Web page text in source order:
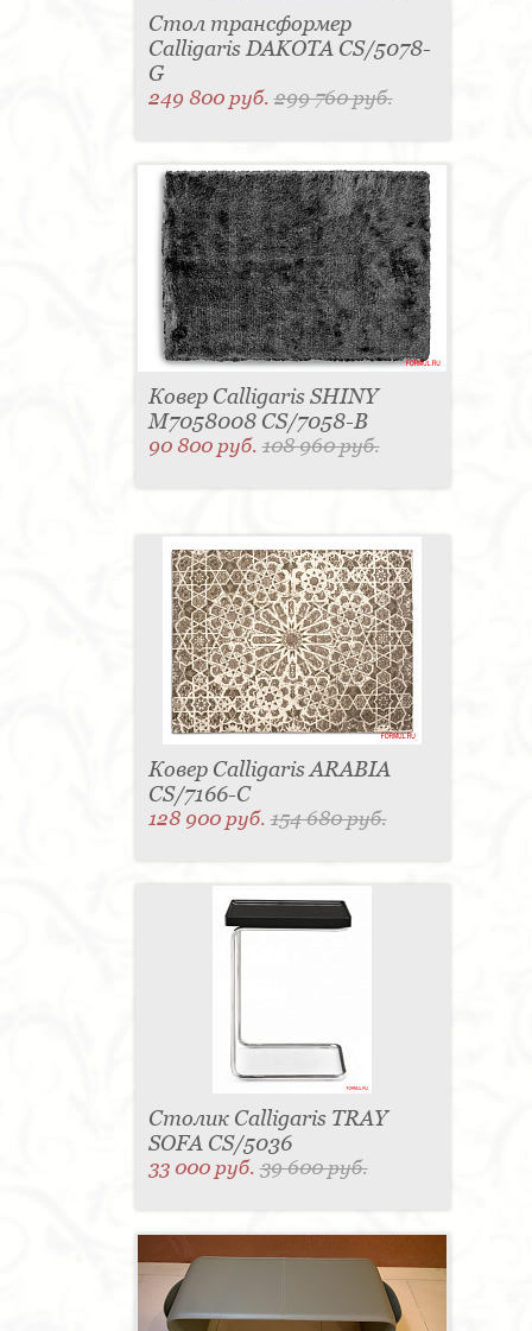
Стол трансформер
Calligaris DAKOTA CS/5078-
G
249 800 руб.299 760 руб.
Ковер Calligaris SHINY
M7058008 CS/7058-B
90 800 руб.108 960 руб.
Ковер Calligaris ARABIA
CS/7166-C
128 900 руб.154 680 руб.
Столик Calligaris TRAY
SOFA CS/5036
33 000 руб.39 600 руб.